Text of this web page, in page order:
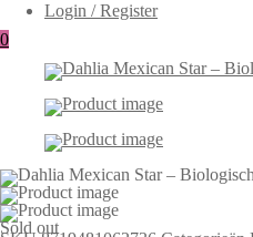
Login / Register
0
Sold out